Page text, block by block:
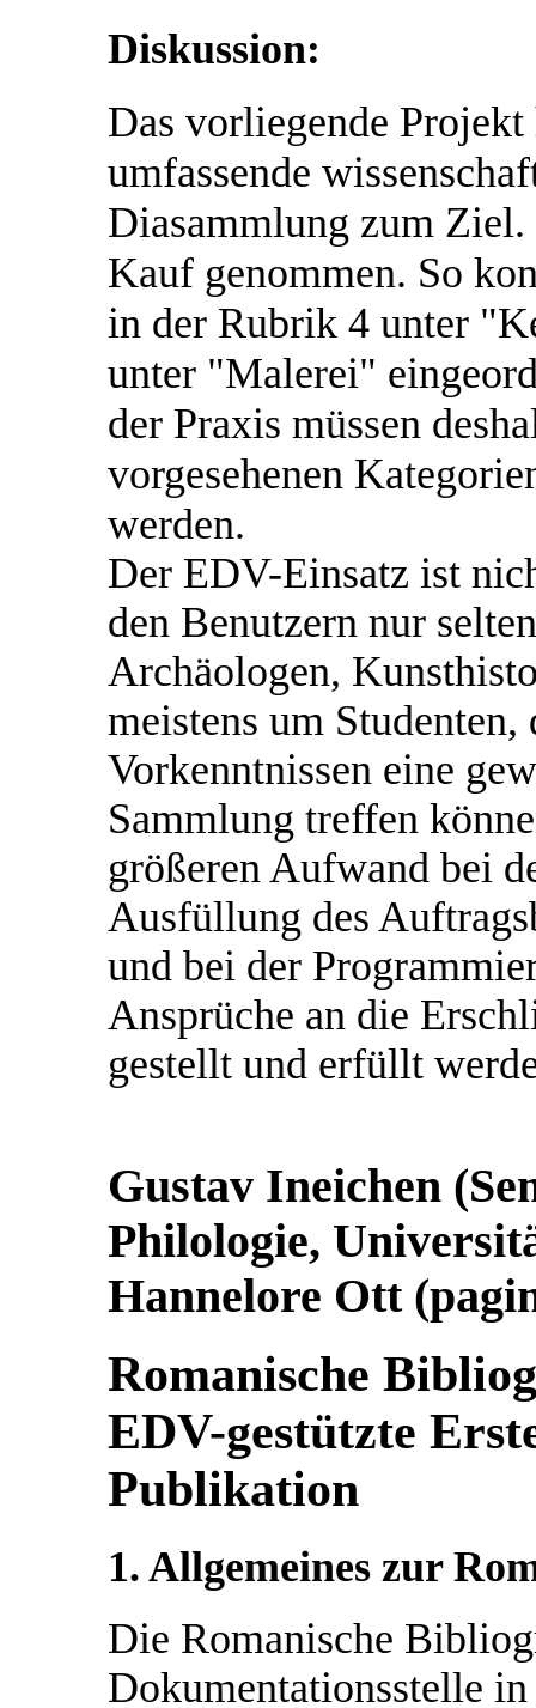
Diskussion:
Das vorliegende
umfassende
Diasammlung zum
Kauf genommen. So
in der Rubrik 4 unter
unter "Malerei"
der Praxis müssen
vorgesehenen
werden.
Der EDV-Einsatz ist
den Benutzern nur
Archäologen,
meistens um
Vorkenntnissen eine
Sammlung treffen
größeren Aufwand bei
Ausfüllung des
und bei der
Ansprüche an die
gestellt und erfüllt
Gustav Ineichen
Philologie,
Hannelore Ott
Romanische
EDV-gestützte
Publikation
1. Allgemeines zur
Die Romanische
Dokumentationsstelle